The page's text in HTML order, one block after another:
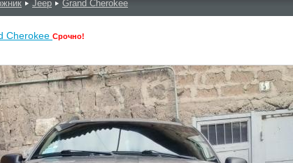
Jeep Grand Cherokee
Cherokee Срочно!